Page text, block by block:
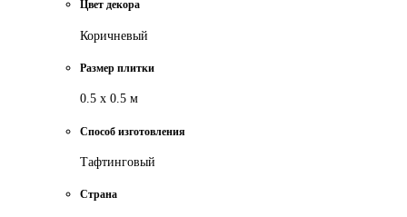
Цвет декора
Коричневый
Размер плитки
0.5 х 0.5 м
Способ изготовления
Тафтинговый
Страна